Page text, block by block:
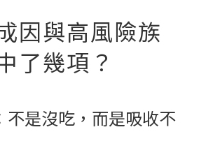
因與高風險族
了幾項？
不是沒吃，而是吸收不